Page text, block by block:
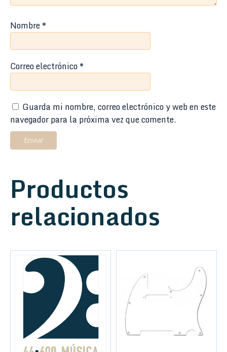
Nombre*
Correo electrónico*
Guarda mi nombre, correo electrónico y web en este
navegador para la próxima vez que comente.
Productos
relacionados